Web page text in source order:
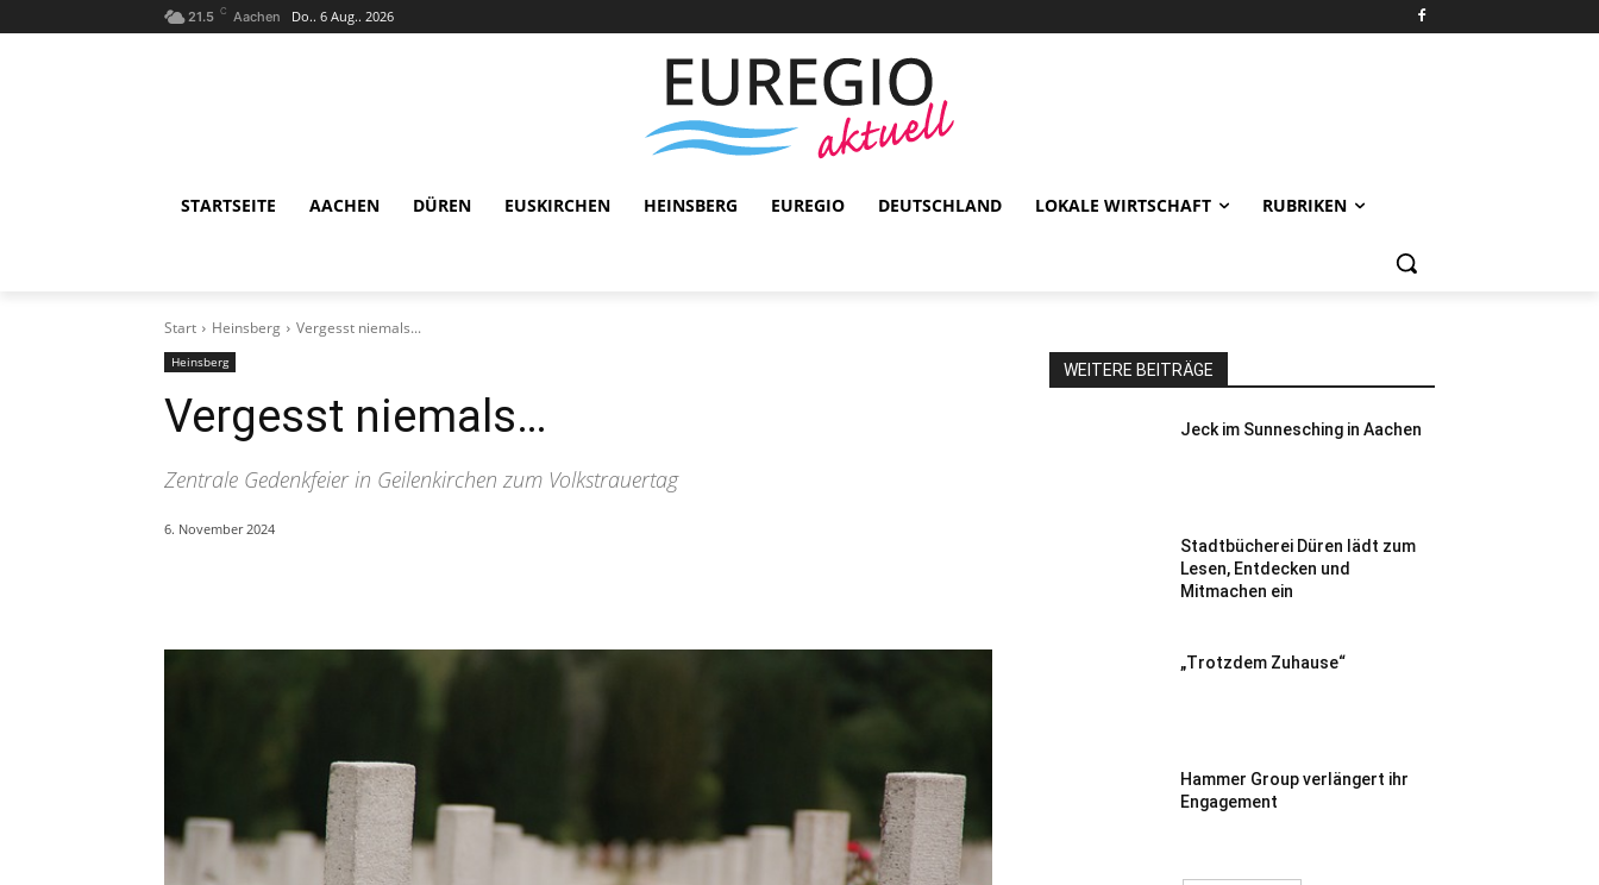
21.5 C Aachen Do.. 6 Aug.. 2026
STARTSEITE AACHEN DÜREN EUSKIRCHEN HEINSBERG EUREGIO DEUTSCHLAND LOKALE WIRTSCHAFT RUBRIKEN
Start Heinsberg Vergesst niemals...
Heinsberg
Vergesst niemals…
Zentrale Gedenkfeier in Geilenkirchen zum Volkstrauertag
6. November 2024
WEITERE BEITRÄGE
Jeck im Sunnesching in Aachen
Stadtbücherei Düren lädt zum
Lesen, Entdecken und
Mitmachen ein
„Trotzdem Zuhause“
Hammer Group verlängert ihr
Engagement